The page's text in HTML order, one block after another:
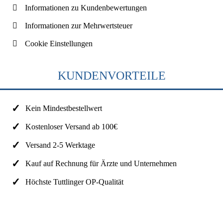
Informationen zu Kundenbewertungen
Informationen zur Mehrwertsteuer
Cookie Einstellungen
KUNDENVORTEILE
Kein Mindestbestellwert
Kostenloser Versand ab 100€
Versand 2-5 Werktage
Kauf auf Rechnung für Ärzte und Unternehmen
Höchste Tuttlinger OP-Qualität